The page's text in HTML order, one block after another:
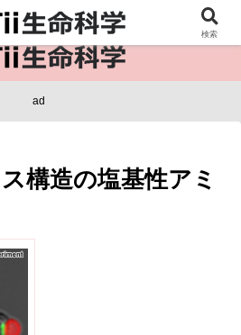
命・生物の情報インフラ。
ad
構造の塩基性アミ
検索